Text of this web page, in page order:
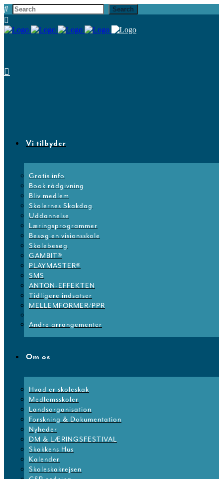
Vi tilbyder
Gratis info
Book rådgivning
Bliv medlem
Skolernes Skakdag
Uddannelse
Læringsprogrammer
Besøg en visionsskole
Skolebesøg
GAMBIT®
PLAYMASTER®
SMS
ANTON-EFFEKTEN
Tidligere indsatser
MELLEMFORMER/PPR
Andre arrangementer
Om os
Hvad er skoleskak
Medlemsskoler
Landsorganisation
Forskning & Dokumentation
Nyheder
DM & LÆRINGSFESTIVAL
Skakkens Hus
Kalender
Skoleskakrejsen